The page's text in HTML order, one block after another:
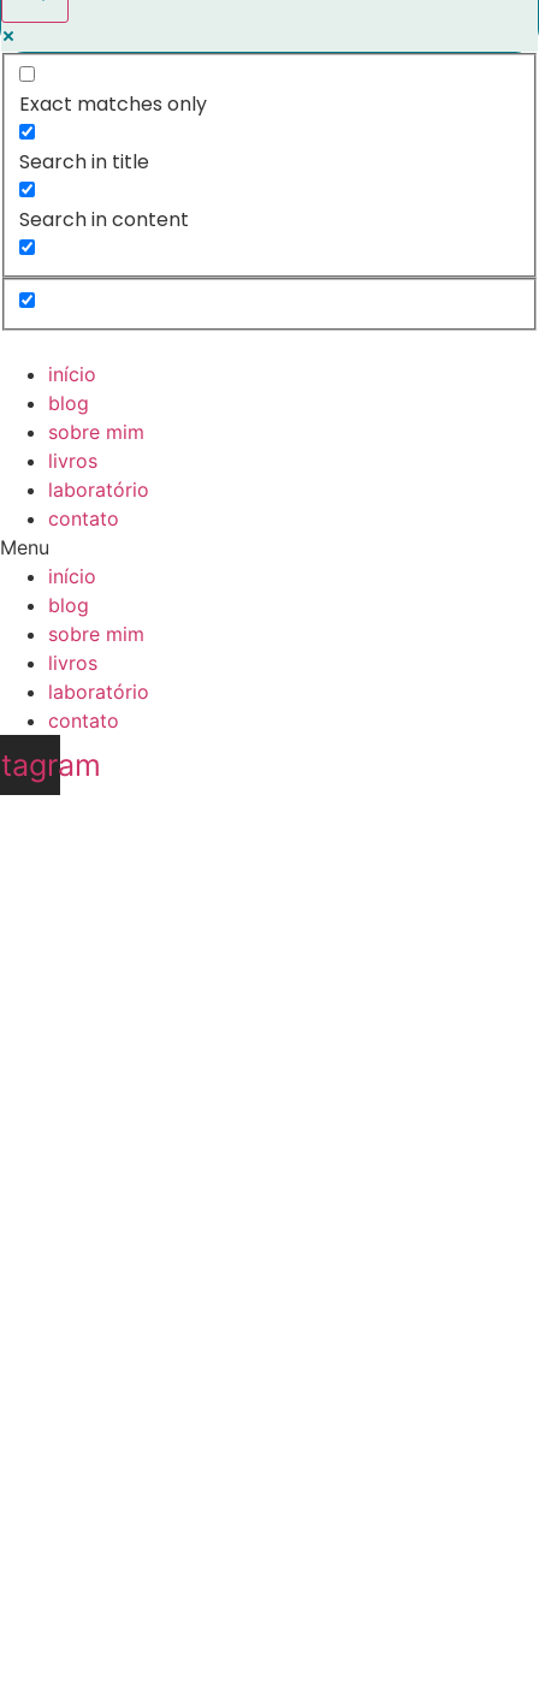
Exact matches only
Search in title
Search in content
início
blog
sobre mim
livros
laboratório
contato
Menu
início
blog
sobre mim
livros
laboratório
contato